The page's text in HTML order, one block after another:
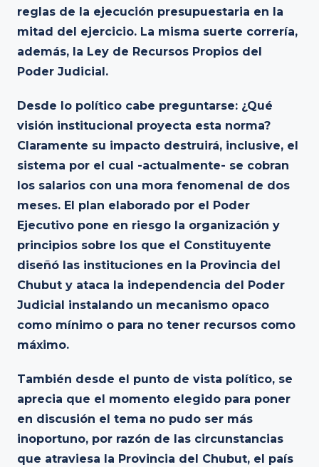
reglas de la ejecución presupuestaria en la
mitad del ejercicio. La misma suerte correría,
además, la Ley de Recursos Propios del
Poder Judicial.
Desde lo político cabe preguntarse: ¿Qué
visión institucional proyecta esta norma?
Claramente su impacto destruirá, inclusive, el
sistema por el cual -actualmente- se cobran
los salarios con una mora fenomenal de dos
meses. El plan elaborado por el Poder
Ejecutivo pone en riesgo la organización y
principios sobre los que el Constituyente
diseñó las instituciones en la Provincia del
Chubut y ataca la independencia del Poder
Judicial instalando un mecanismo opaco
como mínimo o para no tener recursos como
máximo.
También desde el punto de vista político, se
aprecia que el momento elegido para poner
en discusión el tema no pudo ser más
inoportuno, por razón de las circunstancias
que atraviesa la Provincia del Chubut, el país